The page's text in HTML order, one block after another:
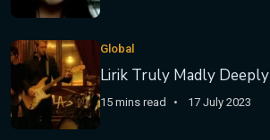
Global
Lirik Truly Madly Deeply
15 mins read 17 July 2023